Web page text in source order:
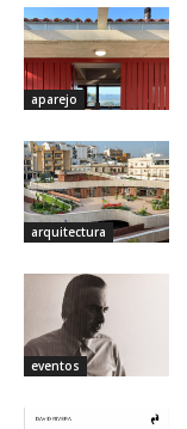
aparejo
arquitectura
eventos